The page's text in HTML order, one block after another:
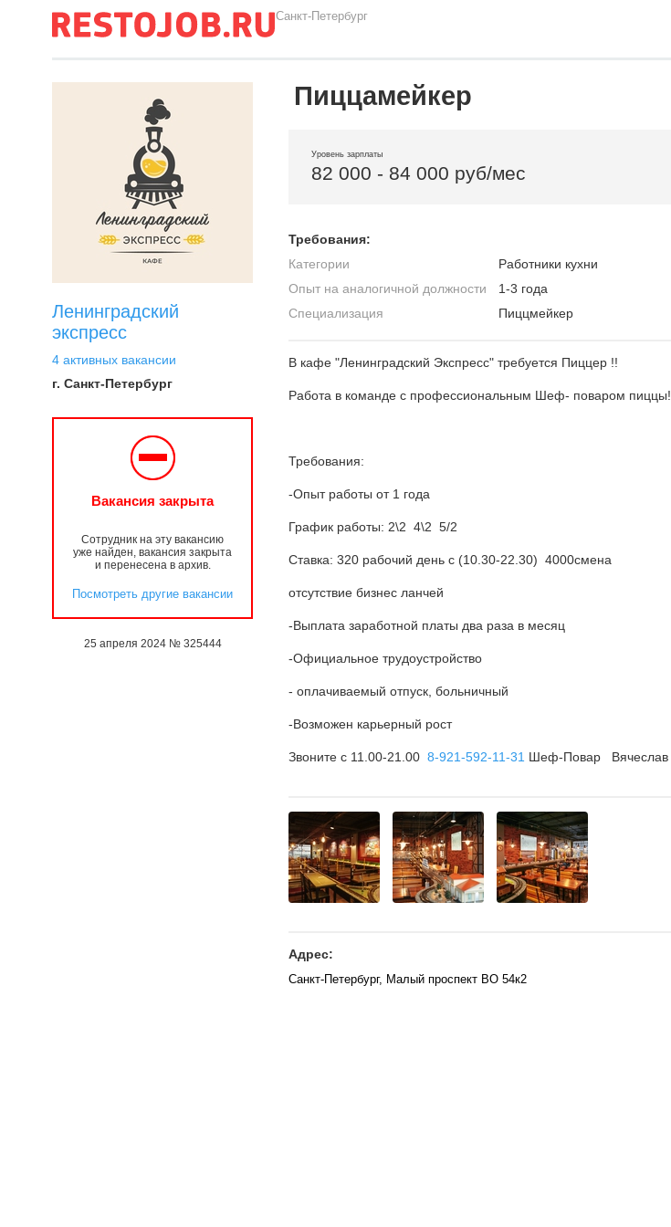
Санкт-Петербург
Ленинградский
экспресс
4 активных вакансии
г. Санкт-Петербург
Вакансия закрыта
Сотрудник на эту вакансию
уже найден, вакансия закрыта
и перенесена в архив.
Посмотреть другие вакансии
25 апреля 2024 № 325444
Пиццамейкер
Уровень зарплаты
82 000 - 84 000 руб/мес
Требования:
Категории
Работники кухни
Опыт на аналогичной должности
1-3 года
Специализация
Пиццмейкер
В кафе "Ленинградский Экспресс" требуется Пиццер !!
Работа в команде с профессиональным Шеф- поваром пиццы!
Требования:
-Опыт работы от 1 года
График работы: 2\2 4\2 5/2
Ставка: 320 рабочий день с (10.30-22.30) 4000смена
отсутствие бизнес ланчей
-Выплата заработной платы два раза в месяц
-Официальное трудоустройство
- оплачиваемый отпуск, больничный
-Возможен карьерный рост
Звоните с 11.00-21.00 8-921-592-11-31 Шеф-Повар Вячеслав
Адрес:
Санкт-Петербург, Малый проспект ВО 54к2